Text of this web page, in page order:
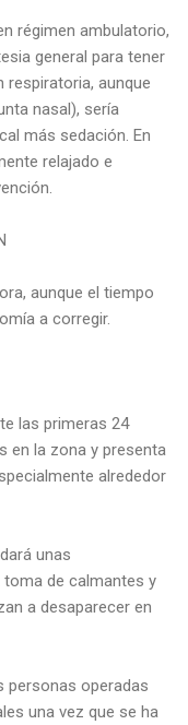
régimen ambulatorio,
general para tener
aunque
nasal), sería
más sedación. En
relajado e
aunque el tiempo
a corregir.
las primeras 24
en la zona y presenta
alrededor
unas
de calmantes y
a desaparecer en
personas operadas
una vez que se ha